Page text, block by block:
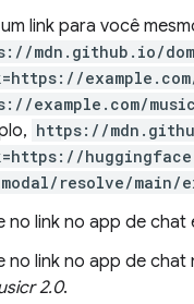
um link para você
mdn.github.io/
example.com/
https://
resolve/main/
no link no app de chat
no link no app de
2.0.